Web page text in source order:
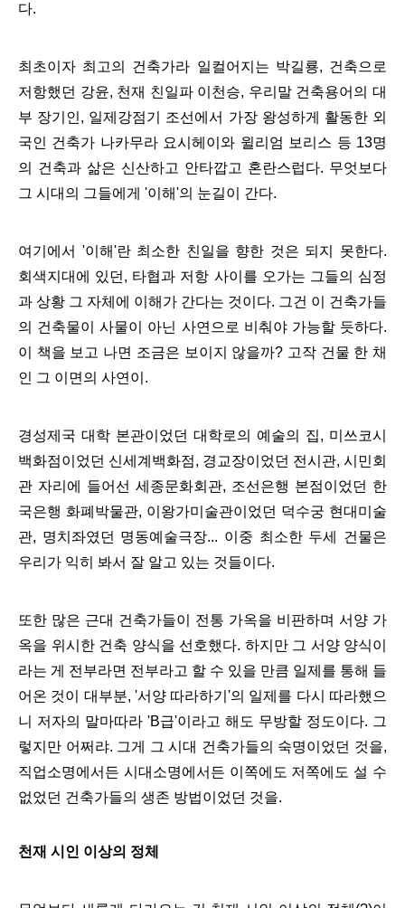
다.
최초이자 최고의 건축가라 일컬어지는 박길룡, 건축으로
저항했던 강윤, 천재 친일파 이천승, 우리말 건축용어의 대
부 장기인, 일제강점기 조선에서 가장 왕성하게 활동한 외
국인 건축가 나카무라 요시헤이와 윌리엄 보리스 등 13명
의 건축과 삶은 신산하고 안타깝고 혼란스럽다. 무엇보다
그 시대의 그들에게 '이해'의 눈길이 간다.
여기에서 '이해'란 최소한 친일을 향한 것은 되지 못한다.
회색지대에 있던, 타협과 저항 사이를 오가는 그들의 심정
과 상황 그 자체에 이해가 간다는 것이다. 그건 이 건축가들
의 건축물이 사물이 아닌 사연으로 비춰야 가능할 듯하다.
이 책을 보고 나면 조금은 보이지 않을까? 고작 건물 한 채
인 그 이면의 사연이.
경성제국 대학 본관이었던 대학로의 예술의 집, 미쓰코시
백화점이었던 신세계백화점, 경교장이었던 전시관, 시민회
관 자리에 들어선 세종문화회관, 조선은행 본점이었던 한
국은행 화폐박물관, 이왕가미술관이었던 덕수궁 현대미술
관, 명치좌였던 명동예술극장... 이중 최소한 두세 건물은
우리가 익히 봐서 잘 알고 있는 것들이다.
또한 많은 근대 건축가들이 전통 가옥을 비판하며 서양 가
옥을 위시한 건축 양식을 선호했다. 하지만 그 서양 양식이
라는 게 전부라면 전부라고 할 수 있을 만큼 일제를 통해 들
어온 것이 대부분, '서양 따라하기'의 일제를 다시 따라했으
니 저자의 말마따라 'B급'이라고 해도 무방할 정도이다. 그
렇지만 어쩌랴. 그게 그 시대 건축가들의 숙명이었던 것을,
직업소명에서든 시대소명에서든 이쪽에도 저쪽에도 설 수
없었던 건축가들의 생존 방법이었던 것을.
천재 시인 이상의 정체